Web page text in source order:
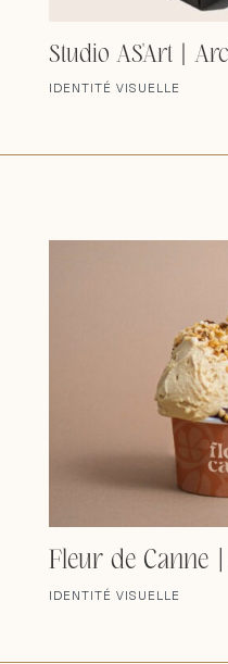
Studio AS'Art |
IDENTITÉ VISUELLE
Fleur de Canne
IDENTITÉ VISUELLE